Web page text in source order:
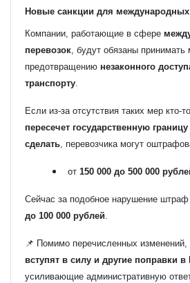
Новые санкции для международных
Компании, работающие в сфере
перевозок , будут обязаны
предотвращению незаконного
транспорту
Если из-за отсутствия таких мер кто-то
пересечет государственную
сделать , перевозчика могут
от 150 000 до 500 000
Сейчас за подобное нарушение штраф
до 100 000 рублей
📌 Помимо перечисленных изменений,
вступят в силу и другие поправки
усиливающие административную